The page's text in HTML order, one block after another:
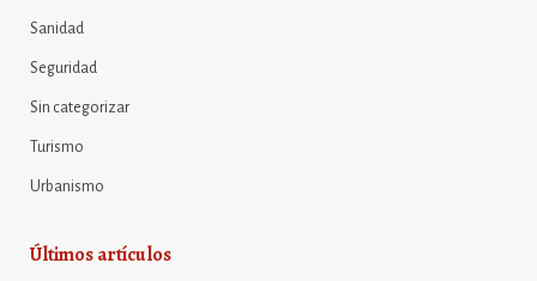
Sanidad
Seguridad
Sin categorizar
Turismo
Urbanismo
Últimos artículos